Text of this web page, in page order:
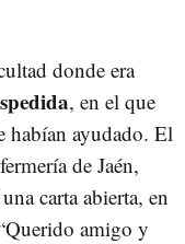
donde era
, en el que
habían ayudado. El
de Jaén,
carta abierta, en
amigo y